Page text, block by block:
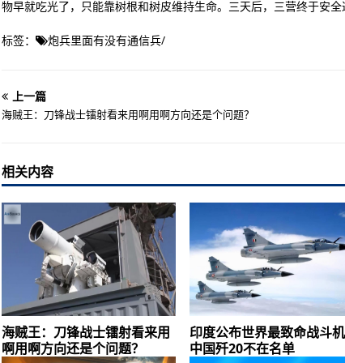
物早就吃光了，只能靠树根和树皮维持生命。三天后，三营终于安全
标签： 炮兵里面有没有通信兵/
上一篇
海贼王：刀锋战士镭射看来用啊用啊方向还是个问题？
相关内容
海贼王：刀锋战士镭射看来用
啊用啊方向还是个问题？
印度公布世界最致命战斗机
中国歼20不在名单